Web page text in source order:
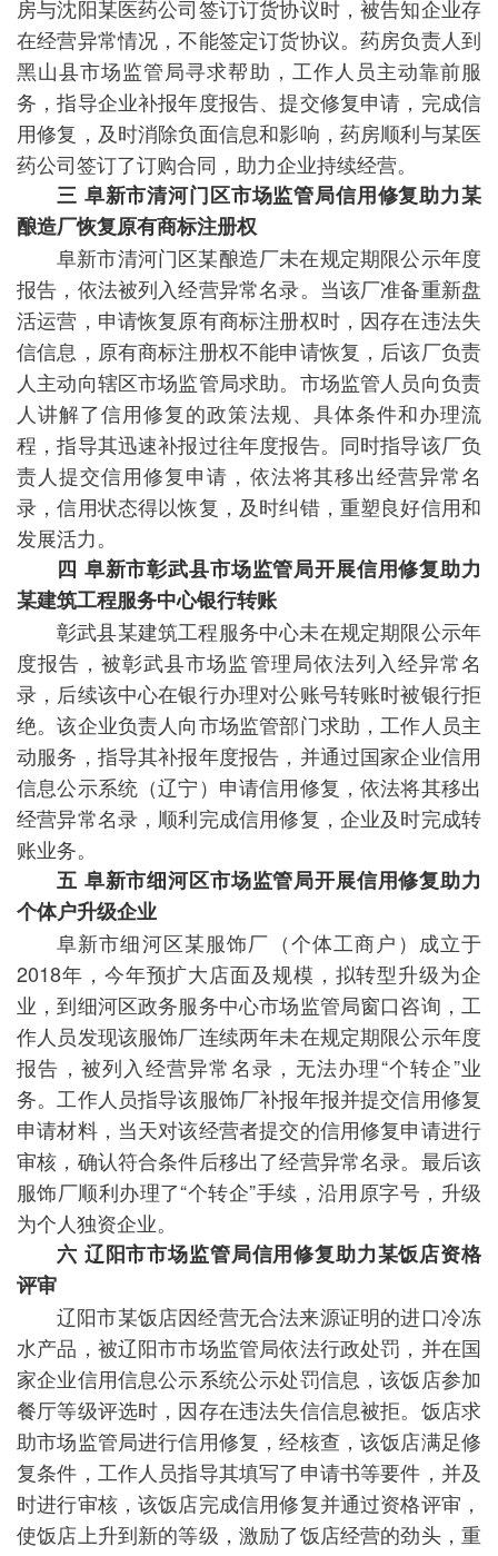
房与沈阳某医药公司签订订货协议时，被告知企业存
在经营异常情况，不能签定订货协议。药房负责人到
黑山县市场监管局寻求帮助，工作人员主动靠前服
务，指导企业补报年度报告、提交修复申请，完成信
用修复，及时消除负面信息和影响，药房顺利与某医
药公司签订了订购合同，助力企业持续经营。
三 阜新市清河门区市场监管局信用修复助力某
酿造厂恢复原有商标注册权
阜新市清河门区某酿造厂未在规定期限公示年度
报告，依法被列入经营异常名录。当该厂准备重新盘
活运营，申请恢复原有商标注册权时，因存在违法失
信信息，原有商标注册权不能申请恢复，后该厂负责
人主动向辖区市场监管局求助。市场监管人员向负责
人讲解了信用修复的政策法规、具体条件和办理流
程，指导其迅速补报过往年度报告。同时指导该厂负
责人提交信用修复申请，依法将其移出经营异常名
录，信用状态得以恢复，及时纠错，重塑良好信用和
发展活力。
四 阜新市彰武县市场监管局开展信用修复助力
某建筑工程服务中心银行转账
彰武县某建筑工程服务中心未在规定期限公示年
度报告，被彰武县市场监管理局依法列入经异常名
录，后续该中心在银行办理对公账号转账时被银行拒
绝。该企业负责人向市场监管部门求助，工作人员主
动服务，指导其补报年度报告，并通过国家企业信用
信息公示系统（辽宁）申请信用修复，依法将其移出
经营异常名录，顺利完成信用修复，企业及时完成转
账业务。
五 阜新市细河区市场监管局开展信用修复助力
个体户升级企业
阜新市细河区某服饰厂（个体工商户）成立于
2018年，今年预扩大店面及规模，拟转型升级为企
业，到细河区政务服务中心市场监管局窗口咨询，工
作人员发现该服饰厂连续两年未在规定期限公示年度
报告，被列入经营异常名录，无法办理“个转企”业
务。工作人员指导该服饰厂补报年报并提交信用修复
申请材料，当天对该经营者提交的信用修复申请进行
审核，确认符合条件后移出了经营异常名录。最后该
服饰厂顺利办理了“个转企”手续，沿用原字号，升级
为个人独资企业。
六 辽阳市市场监管局信用修复助力某饭店资格
评审
辽阳市某饭店因经营无合法来源证明的进口冷冻
水产品，被辽阳市市场监管局依法行政处罚，并在国
家企业信用信息公示系统公示处罚信息，该饭店参加
餐厅等级评选时，因存在违法失信信息被拒。饭店求
助市场监管局进行信用修复，经核查，该饭店满足修
复条件，工作人员指导其填写了申请书等要件，并及
时进行审核，该饭店完成信用修复并通过资格评审，
使饭店上升到新的等级，激励了饭店经营的劲头，重